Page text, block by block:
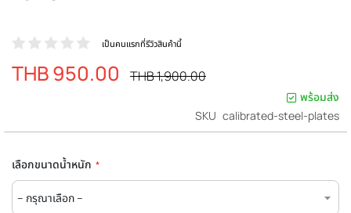
เป็นคนแรกที่รีวิวสินค้านี้
ราคา
THB 950.00
ราคา
THB 1,900.00
พร้อมส่ง
SKU calibrated-steel-plates
เลือกขนาดน้ำหนัก